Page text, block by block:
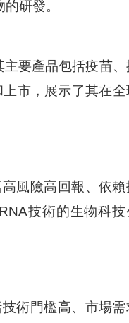
研發。
要產品包括疫苗、
市，展示了其在全
風險高回報、依賴
技術的生物科技
術門檻高、市場需